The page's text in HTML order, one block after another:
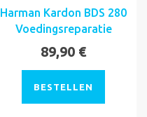
Harman Kardon BDS 280
Voedingsreparatie
89,90 €
BESTELLEN